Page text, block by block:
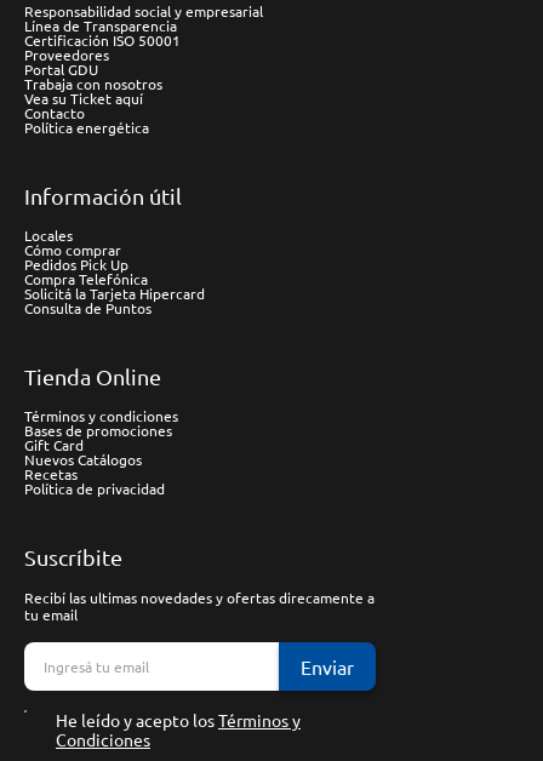
Responsabilidad social y empresarial
Línea de Transparencia
Certificación ISO 50001
Proveedores
Portal GDU
Trabaja con nosotros
Vea su Ticket aquí
Contacto
Política energética
Información útil
Locales
Cómo comprar
Pedidos Pick Up
Compra Telefónica
Solicitá la Tarjeta Hipercard
Consulta de Puntos
Tienda Online
Términos y condiciones
Bases de promociones
Gift Card
Nuevos Catálogos
Recetas
Política de privacidad
Suscríbite
Recibí las ultimas novedades y ofertas direcamente a
tu email
Enviar
He leído y acepto losTérminos y
Condiciones